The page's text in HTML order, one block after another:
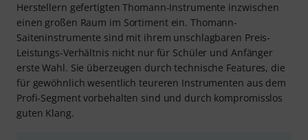
Herstellern gefertigten Thomann-Instrumente inzwischen
einen großen Raum im Sortiment ein. Thomann-
Saiteninstrumente sind mit ihrem unschlagbaren Preis-
Leistungs-Verhältnis nicht nur für Schüler und Anfänger
erste Wahl. Sie überzeugen durch technische Features, die
für gewöhnlich wesentlich teureren Instrumenten aus dem
Profi-Segment vorbehalten sind und durch kompromisslos
guten Klang.